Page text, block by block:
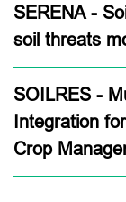
SERENA -
soil threats
SOILRES -
Integration
Crop